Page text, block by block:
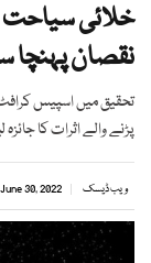
خلائی سیاحت
نقصان
تحقیق میں اسپیس
پڑنے والے اثرات کا جائزہ
ویب ڈیسک June 30, 2022